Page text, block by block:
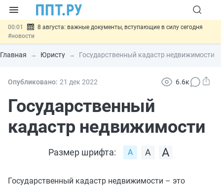
00:01
8 августа: важные документы, вступающие в силу сегодня
#новости
07.08 Подписан закон о блокировке продажи опасных товаров через
«Честный знак»#новости
07.08 Госпошлину за устранение ошибок в документах предлагают
07.08
Разработают единые критерии трудовых и ГПХ-
отношений#новости
Главная Юристу Государственный кадастр недвижимости
Опубликовано: 21 дек 2022 6.6к
Государственный
кадастр недвижимости
Размер шрифта:
Государственный кадастр недвижимости – это